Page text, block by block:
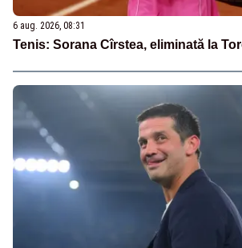
6 aug. 2026, 08:31
Tenis: Sorana Cîrstea, eliminată la